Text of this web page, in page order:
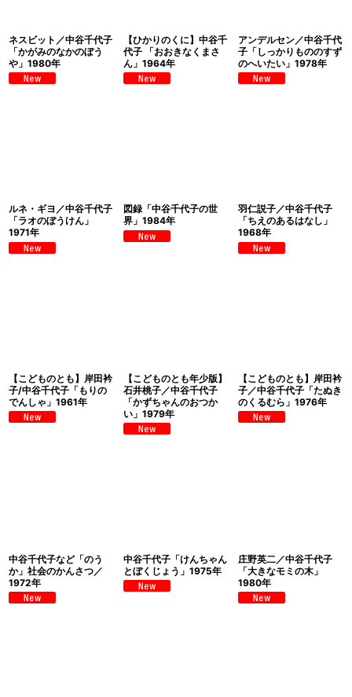
ネスビット／中谷千代子
「かがみのなかのぼう
や」1980年
【ひかりのくに】中谷千
代子 「おおきなくまさ
ん」1964年
アンデルセン／中谷千代
子「しっかりもののすず
のへいたい」1978年
ルネ・ギヨ／中谷千代子
「ラオのぼうけん」
1971年
図録「中谷千代子の世
界」1984年
羽仁説子／中谷千代子
「ちえのあるはなし」
1968年
【こどものとも】岸田衿
子/中谷千代子「もりの
でんしゃ」1961年
【こどものとも年少版】
石井桃子／中谷千代子
「かずちゃんのおつか
い」1979年
【こどものとも】岸田衿
子／中谷千代子「たぬき
のくるむら」1976年
中谷千代子など「のう
か」社会のかんさつ／
1972年
中谷千代子「けんちゃん
とぼくじょう」1975年
庄野英二／中谷千代子
「大きなモミの木」
1980年